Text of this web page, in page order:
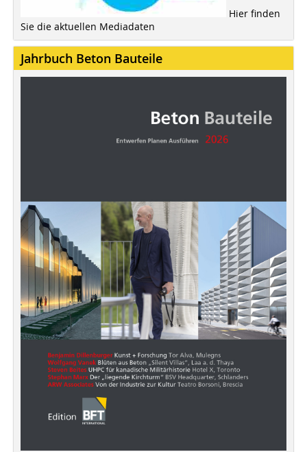
Hier finden
Sie die aktuellen Mediadaten
Jahrbuch Beton Bauteile